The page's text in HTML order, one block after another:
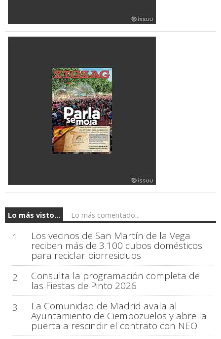
Lo más visto... Lo más comentado...
1 Los vecinos de San Martín de la Vega
reciben más de 3.100 cubos domésticos
para reciclar biorresiduos
2
Consulta la programación completa de
las Fiestas de Pinto 2026
3
La Comunidad de Madrid avala al
Ayuntamiento de Ciempozuelos y abre la
puerta a rescindir el contrato con NEO